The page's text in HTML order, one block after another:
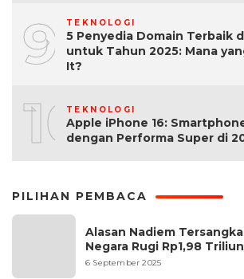
9 TEKNOLOGI
5 Penyedia Domain Terbaik
untuk Tahun 2025: Mana
It?
10TEKNOLOGI
Apple iPhone 16:
dengan Performa Super di
PILIHAN PEMBACA
Alasan Nadiem
Negara Rugi Rp1,98 Triliun
6 September 2025